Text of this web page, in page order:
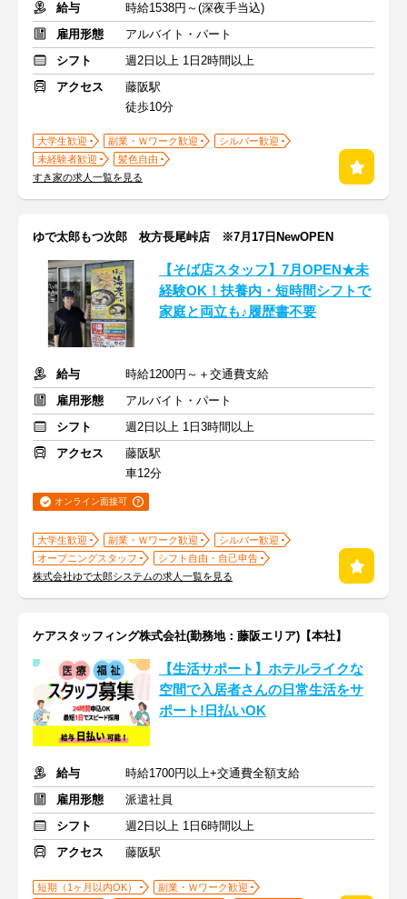
給与
時給1538円～(深夜手当込)
雇用形態
アルバイト・パート
シフト
週2日以上 1日2時間以上
アクセス
藤阪駅
徒歩10分
大学生歓迎 副業・Ｗワーク歓迎
シルバー歓迎
未経験者歓迎
髪色自由
すき家の求人一覧を見る
ゆで太郎もつ次郎 枚方長尾峠店 ※7月17日NewOPEN
【そば店スタッフ】7月OPEN★未
経験OK！扶養内・短時間シフトで
家庭と両立も♪履歴書不要
給与
時給1200円～＋交通費支給
雇用形態
アルバイト・パート
シフト
週2日以上 1日3時間以上
アクセス
藤阪駅
車12分
オンライン面接可
大学生歓迎 副業・Ｗワーク歓迎
シルバー歓迎
オープニングスタッフ
シフト自由・自己申告
株式会社ゆで太郎システムの求人一覧を見る
ケアスタッフィング株式会社(勤務地：藤阪エリア)【本社】
【生活サポート】ホテルライクな
空間で入居者さんの日常生活をサ
ポート!日払いOK
給与
時給1700円以上+交通費全額支給
雇用形態
派遣社員
シフト
週2日以上 1日6時間以上
アクセス
藤阪駅
短期（1ヶ月以内OK）
副業・Ｗワーク歓迎